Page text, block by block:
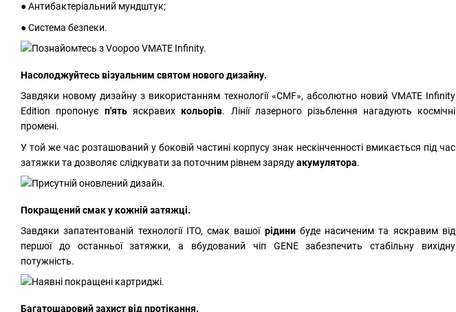
● Антибактеріальний мундштук;
● Система безпеки.
Насолоджуйтесь візуальним святом нового дизайну.
Завдяки новому дизайну з використанням технології «CMF», абсолютно новий VMATE Infinity
Edition пропонуєп'ятьяскравихкольорів. Лінії лазерного різьблення нагадують космічні
промені.
У той же час розташований у боковій частині корпусу знак нескінченності вмикається під час
затяжки та дозволяє слідкувати за поточним рівнем зарядуакумулятора.
Покращений смак у кожній затяжці.
Завдяки запатентованій технології ITO, смак вашої рідини буде насиченим та яскравим від
першої до останньої затяжки, а вбудований чіп GENE забезпечить стабільну вихідну
потужність.
Багатошаровий захист від протікання.